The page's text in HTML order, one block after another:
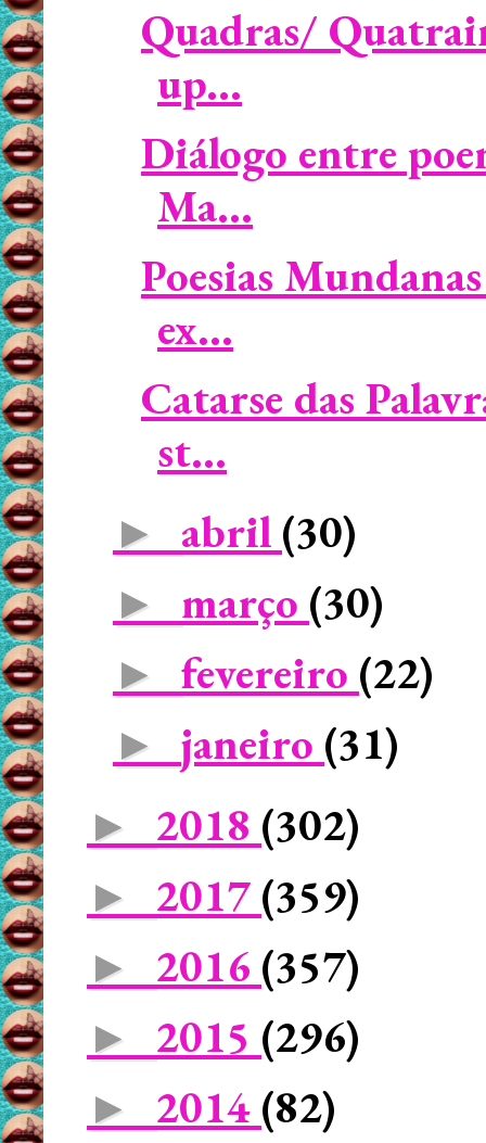
Quadras/
up...
Diálogo entre
Ma...
Poesias
ex...
Catarse das
st...
► abril (30)
► março (30)
► fevereiro (22)
► janeiro (31)
► 2018 (302)
► 2017 (359)
► 2016 (357)
► 2015 (296)
► 2014 (82)